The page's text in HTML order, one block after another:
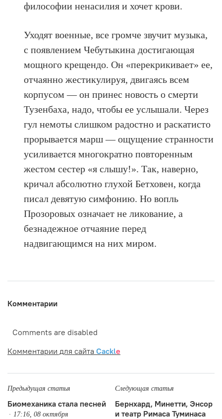
философии ненасилия и хочет крови.
Уходят военные, все громче звучит музыка,
с появлением Чебутыкина достигающая
мощного крещендо. Он «перекрикивает» ее,
отчаянно жестикулируя, двигаясь всем
корпусом — он принес новость о смерти
Тузенбаха, надо, чтобы ее услышали. Через
гул немоты слишком радостно и раскатисто
прорывается марш — ощущение странности
усиливается многократно повторенным
жестом сестер «я слышу!». Так, наверно,
кричал абсолютно глухой Бетховен, когда
писал девятую симфонию. Но вопль
Прозоровых означает не ликование, а
безнадежное отчаяние перед
надвигающимся на них миром.
Комментарии
Comments are disabled
Комментарии для сайта Cackle
Предыдущая статья
Биомеханика стала песней
17:16, 08 октября
Следующая статья
Бернхард, Минетти, Энсор
и театр Римаса Туминаса